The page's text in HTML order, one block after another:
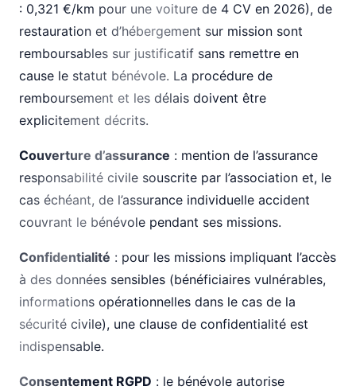
: 0,321 €/km pour une voiture de 4 CV en 2026), de
restauration et d’hébergement sur mission sont
remboursables sur justificatif sans remettre en
cause le statut bénévole. La procédure de
remboursement et les délais doivent être
explicitement décrits.
Couverture d’assurance : mention de l’assurance
responsabilité civile souscrite par l’association et, le
cas échéant, de l’assurance individuelle accident
couvrant le bénévole pendant ses missions.
Confidentialité : pour les missions impliquant l’accès
à des données sensibles (bénéficiaires vulnérables,
informations opérationnelles dans le cas de la
sécurité civile), une clause de confidentialité est
indispensable.
Consentement RGPD : le bénévole autorise